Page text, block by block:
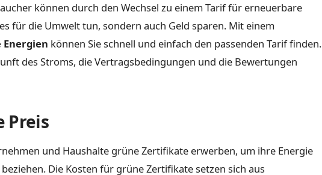
können durch den Wechsel zu einem Tarif für erneuerbare
für die Umwelt tun, sondern auch Geld sparen. Mit einem
können Sie schnell und einfach den passenden Tarif finden.
des Stroms, die Vertragsbedingungen und die Bewertungen
Preis
und Haushalte grüne Zertifikate erwerben, um ihre Energie
Die Kosten für grüne Zertifikate setzen sich aus